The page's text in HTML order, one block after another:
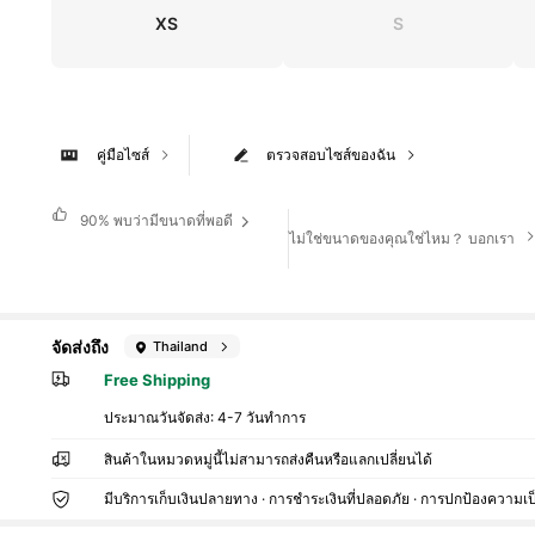
XS S
ตรวจสอบไซส์ของฉัน
คู่มือไซส์
90% พบว่ามีขนาดที่พอดี
ไม่ใช่ขนาดของคุณใช่ไหม？ บอกเรา
จัดส่งถึง Thailand
Free Shipping
ประมาณวันจัดส่ง:4-7 วันทำการ
สินค้าในหมวดหมู่นี้ไม่สามารถส่งคืนหรือแลกเปลี่ยนได้
มีบริการเก็บเงินปลายทาง · การชำระเงินที่ปลอดภัย · การปกป้องความ